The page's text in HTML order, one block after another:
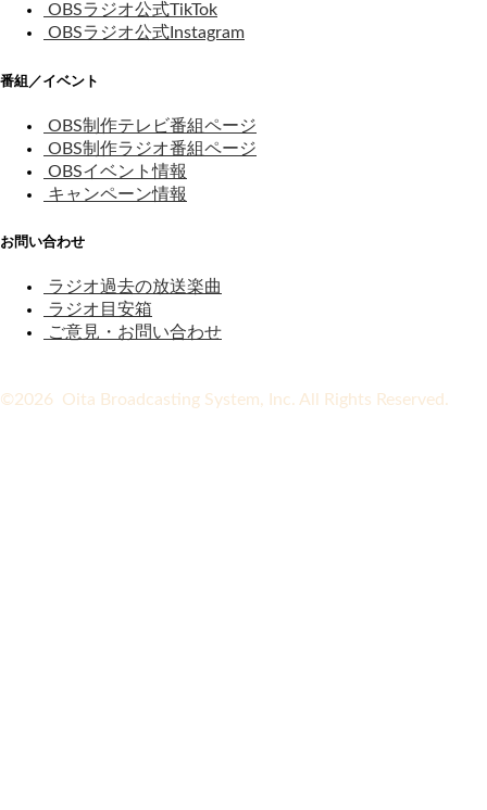
OBSラジオ公式TikTok
OBSラジオ公式Instagram
番組／イベント
OBS制作テレビ番組ページ
OBS制作ラジオ番組ページ
OBSイベント情報
キャンペーン情報
お問い合わせ
ラジオ過去の放送楽曲
ラジオ目安箱
ご意見・お問い合わせ
©2026 Oita Broadcasting System, Inc. All Rights Reserved.